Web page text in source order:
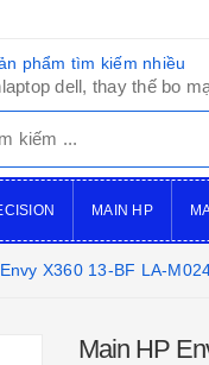
phẩm tìm kiếm nhiều
dell, thay thế bo
MAIN HP
X360 13-BF LA-
Main HP